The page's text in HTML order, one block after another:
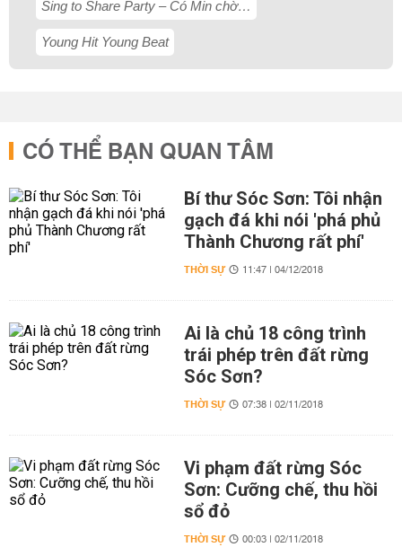
Sing to Share Party – Có Min chờ…
Young Hit Young Beat
CÓ THỂ BẠN QUAN TÂM
Bí thư Sóc Sơn: Tôi nhận
gạch đá khi nói 'phá phủ
Thành Chương rất phí'
THỜI SỰ 11:47 | 04/12/2018
Ai là chủ 18 công trình
trái phép trên đất rừng
Sóc Sơn?
THỜI SỰ 07:38 | 02/11/2018
Vi phạm đất rừng Sóc
Sơn: Cưỡng chế, thu hồi
sổ đỏ
THỜI SỰ 00:03 | 02/11/2018